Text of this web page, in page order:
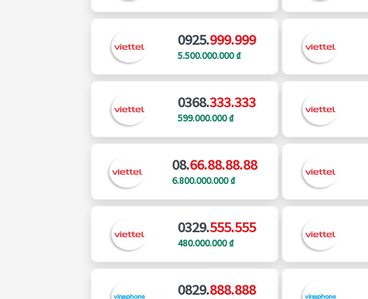
0925.999.999
5.500.000.000 ₫
0368.333.333
599.000.000 ₫
08.66.88.88.88
6.800.000.000 ₫
0329.555.555
480.000.000 ₫
0829.888.888